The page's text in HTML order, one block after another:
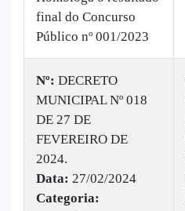
final do Concurso
Público nº 001/2023
Nº: DECRETO
MUNICIPAL Nº 018
DE 27 DE
FEVEREIRO DE
2024.
Data: 27/02/2024
Categoria: